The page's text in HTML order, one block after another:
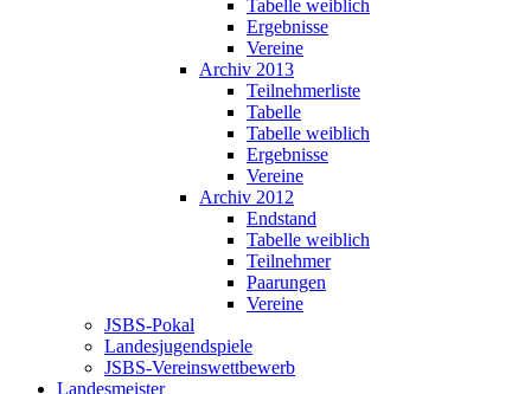
Tabelle weiblich
Ergebnisse
Vereine
Archiv 2013
Teilnehmerliste
Tabelle
Tabelle weiblich
Ergebnisse
Vereine
Archiv 2012
Endstand
Tabelle weiblich
Teilnehmer
Paarungen
Vereine
JSBS-Pokal
Landesjugendspiele
JSBS-Vereinswettbewerb
Landesmeister